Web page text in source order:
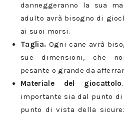
danneggeranno la sua
adulto avrà bisogno di
ai suoi morsi.
Taglia. Ogni cane avrà
sue dimensioni, che
pesante o grande da
Materiale del giocattolo
importante sia dal punto
punto di vista della